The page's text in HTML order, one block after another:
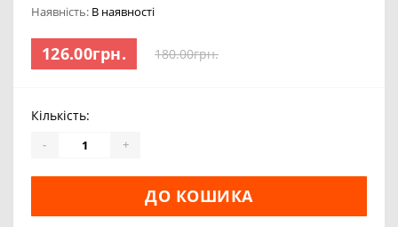
Наявність: В наявності
126.00грн. 180.00грн.
Кількість:
- +
ДО КОШИКА